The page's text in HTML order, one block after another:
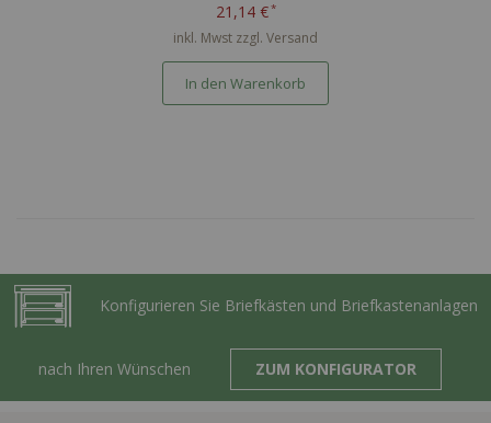
21,14 €
inkl. Mwst zzgl. Versand
In den Warenkorb
Konfigurieren Sie Briefkästen und Briefkastenanlagen
nach Ihren Wünschen ZUM KONFIGURATOR